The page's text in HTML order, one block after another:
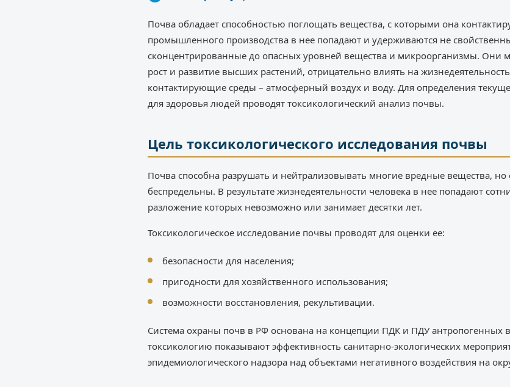
Почва обладает способностью поглощать вещества, с которыми она
промышленного производства в нее попадают и удерживаются не
сконцентрированные до опасных уровней вещества и микроорганизмы. Они
рост и развитие высших растений, отрицательно влиять на
контактирующие среды – атмосферный воздух и воду. Для определения
для здоровья людей проводят токсикологический анализ почвы.
Цель токсикологического исследования почвы
Почва способна разрушать и нейтрализовывать многие вредные вещества, но
беспредельны. В результате жизнедеятельности человека в нее попадают
разложение которых невозможно или занимает десятки лет.
Токсикологическое исследование почвы проводят для оценки ее:
безопасности для населения;
пригодности для хозяйственного использования;
возможности восстановления, рекультивации.
Система охраны почв в РФ основана на концепции ПДК и ПДУ антропогенных
токсикологию показывают эффективность санитарно-экологических
эпидемиологического надзора над объектами негативного воздействия на